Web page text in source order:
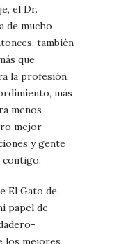
el Dr.
de mucho
también
que
la profesión,
más
menos
mejor
y gente
contigo.
El Gato de
papel de
los mejores